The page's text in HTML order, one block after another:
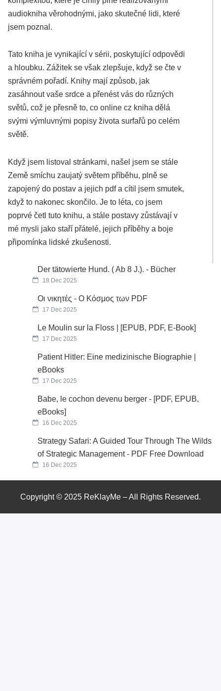
audiokniha věrohodnými, jako skutečné lidi, které
jsem poznal.
Tato kniha je vynikající v sérii, poskytující odpovědi
a hloubku. Zážitek se však zlepšuje, když se čte v
správném pořadí. Knihy mají způsob, jak
zasáhnout vaše srdce a přenést vás do různých
světů, což je přesně to, co online cz kniha dělá
svými výmluvnými popisy života surfařů po celém
světě.
Když jsem listoval stránkami, našel jsem se stále
Země smíchu zaujatý světem příběhu, plně se
zapojený do postav a jejich pdf a cítil jsem smutek,
když to nakonec skončilo. Je to léta, co jsem
poprvé četl tuto knihu, a stále postavy zůstávají v
mé mysli jako staří přátelé, jejich příběhy a boje
připomínka lidské zkušenosti.
Der tätowierte Hund. ( Ab 8 J.). - Bücher
18 Dec 2025
Οι νικητές - Ο Κόσμος των PDF
17 Dec 2025
Le Moulin sur la Floss | [EPUB, PDF, E-Book]
17 Dec 2025
Patient Hitler: Eine medizinische Biographie |
eBooks
17 Dec 2025
Babe, le cochon devenu berger - [PDF, EPUB,
eBooks]
16 Dec 2025
Strategy Safari: A Guided Tour Through The Wilds
of Strategic Management - PDF Free Download
16 Dec 2025
Copyright © 2025 ReKlayMe – All Rights Reserved.